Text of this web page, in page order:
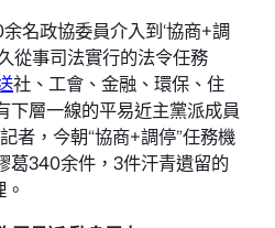
名政協委員介入到‘協商+調
從事司法實行的法令任務
社、工會、金融、環保、住
下層一線的平易近主黨派成員
者，今朝“協商+調停”任務機
葛340余件，3件汗青遺留的